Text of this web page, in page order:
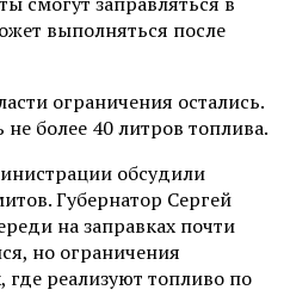
выполняться после
ограничения остались.
более 40 литров топлива.
обсудили
Губернатор Сергей
на заправках почти
но ограничения
где реализуют топливо по